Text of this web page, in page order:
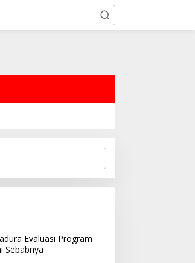
Evaluasi Program
Sebabnya